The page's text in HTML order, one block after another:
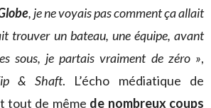
, je ne voyais pas comment ça allait
trouver un bateau, une équipe, avant
sous, je partais vraiment de zéro »,
& Shaft. L’écho médiatique de
tout de même de nombreux coups